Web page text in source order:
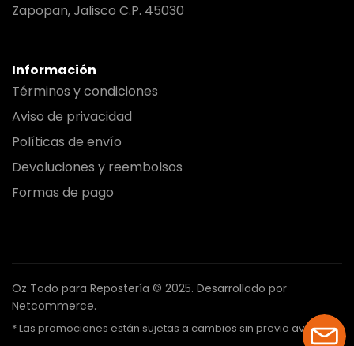
Zapopan, Jalisco C.P. 45030
Información
Términos y condiciones
Aviso de privacidad
Políticas de envío
Devoluciones y reembolsos
Formas de pago
Oz Todo para Repostería © 2025. Desarrollado por
Netcommerce.
* Las promociones están sujetas a cambios sin previo aviso.